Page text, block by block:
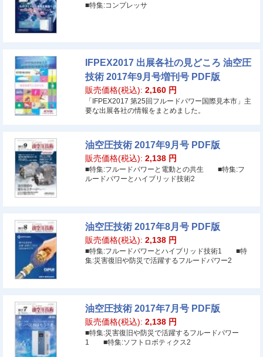
■特集:コンプレッサ
IFPEX2017 出展各社の見どころ 油空圧
技術 2017年9月号増刊号 PDF版
販売価格(税込): 2,160 円
「IFPEX2017 第25回フルードパワー国際見本市」主
要な出展各社の情報をまとめました。
油空圧技術 2017年9月号 PDF版
販売価格(税込): 2,138 円
■特集:フルードパワーと電動との共生 ■特集:フ
ルードパワーとハイブリッド技術2
油空圧技術 2017年8月号 PDF版
販売価格(税込): 2,138 円
■特集:フルードパワーとハイブリッド技術1 ■特
集:災害復旧や防災で活躍するフルードパワー2
油空圧技術 2017年7月号 PDF版
販売価格(税込): 2,138 円
■特集:災害復旧や防災で活躍するフルードパワー
1 ■特集:ソフトロボティクス2